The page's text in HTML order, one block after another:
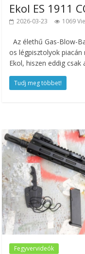
Ekol ES 1911
2026-03-23 1069
Az élethű Gas-Blow-
os légpisztolyok
Ekol, hiszen eddig csak
Tudj meg többet!
Fegyvervideók